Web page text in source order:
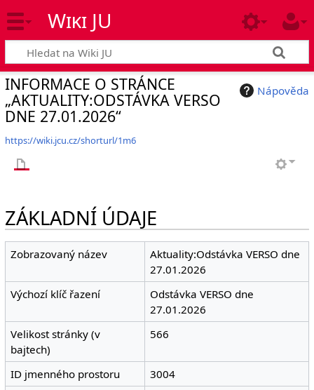
Wiki JU
Nápověda
INFORMACE O STRÁNCE
„AKTUALITY:ODSTÁVKA VERSO
DNE 27.01.2026“
https://wiki.jcu.cz/shorturl/1m6
ZÁKLADNÍ ÚDAJE
Zobrazovaný název
Aktuality:Odstávka VERSO dne
27.01.2026
Výchozí klíč řazení
Odstávka VERSO dne
27.01.2026
Velikost stránky (v
bajtech)
566
ID jmenného prostoru
3004